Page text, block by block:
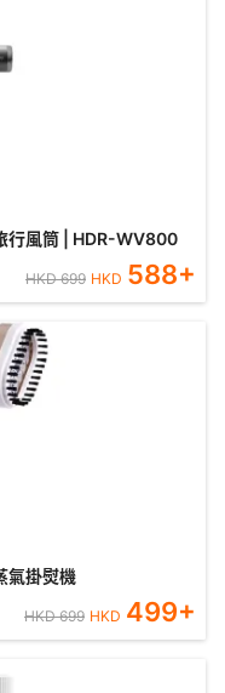
行風筒 | HDR-WV800
HKD699 HKD 588+
氣掛熨機
HKD699 HKD 499+